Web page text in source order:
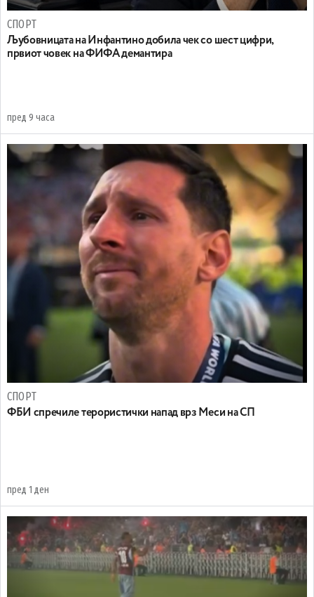
СПОРТ
Љубовницата на Инфантино добила чек со шест цифри,
првиот човек на ФИФА демантира
пред 9 часа
СПОРТ
ФБИ спречиле терористички напад врз Меси на СП
пред 1 ден